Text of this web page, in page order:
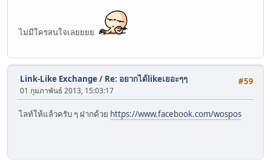
ไม่มีใครสนใจเลยยยย
#59
Link-Like Exchange/ Re: อยากได้likeเยอะๆๆ
01 กุมภาพันธ์ 2013, 15:03:17
ไลท์ให้แล้วครับ ๆ ฝากด้วย https://www.facebook.com/wospos